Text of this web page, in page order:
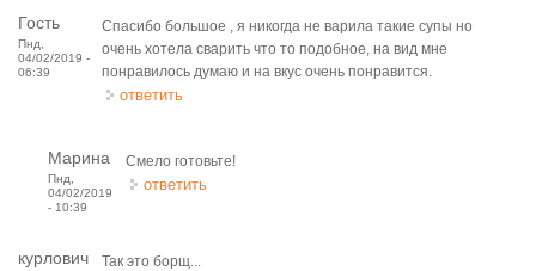
Гость
Пнд,
04/02/2019 -
06:39
Спасибо большое , я никогда не варила такие супы но
очень хотела сварить что то подобное, на вид мне
понравилось думаю и на вкус очень понравится.
ответить
Марина
Пнд,
04/02/2019
- 10:39
Смело готовьте!
ответить
курлович Так это борщ...